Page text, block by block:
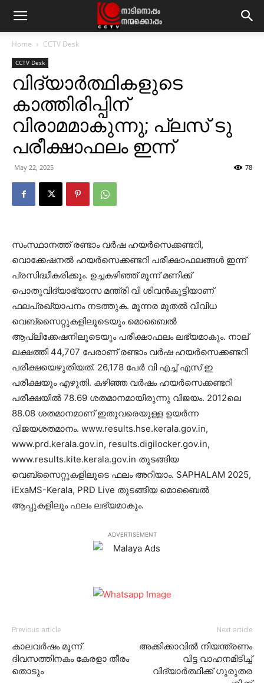
Home CCTV Desk
CCTV Desk
വിദ്യാർത്ഥികളുടെ
കാത്തിരിപ്പിന്
വിരാമമാകുന്നു; പ്ലസ് ടു
പരീക്ഷാഫലം ഇന്ന്
May 22, 2025 78
സംസ്ഥാനത്ത് രണ്ടാം വര്‍ഷ ഹയര്‍സെക്കണ്ടറി,
വൊക്കേഷനല്‍ ഹയര്‍സെക്കണ്ടറി പരീക്ഷാഫലങ്ങള്‍ ഇന്ന്
പ്രസിദ്ധീകരിക്കും. ഉച്ചകഴിഞ്ഞ് മൂന്ന് മണിക്ക്
പൊതുവിദ്യാഭ്യാസ മന്ത്രി വി ശിവന്‍കുട്ടിയാണ്
ഫലപ്രഖ്യാപനം നടത്തുക. മൂന്നര മുതല്‍ വിവിധ
വെബ്‌സൈറ്റുകളിലൂടെയും മൊബൈല്‍
ആപ്ലിക്കേഷനിലൂടെയും പരീക്ഷാഫലം ലഭ്യമാകും. നാല്
ലക്ഷത്തി 44,707 പേരാണ് രണ്ടാം വര്‍ഷ ഹയര്‍സെക്കണ്ടറി
പരീക്ഷയെഴുതിയത്. 26,178 പേര്‍ വി എച്ച് എസ് ഇ
പരീക്ഷയും എഴുതി. കഴിഞ്ഞ വര്‍ഷം ഹയര്‍സെക്കണ്ടറി
പരീക്ഷയില്‍ 78.69 ശതമാനമായിരുന്നു വിജയം. 2012ലെ
88.08 ശതമാനമാണ് ഇതുവരെയുള്ള ഉയര്‍ന്ന
വിജയശതമാനം. www.results.hse.kerala.gov.in,
www.prd.kerala.gov.in, results.digilocker.gov.in,
www.results.kite.kerala.gov.in തുടങ്ങിയ
വെബ്സൈറ്റുകളിലൂടെ ഫലം അറിയാം. SAPHALAM 2025,
iExaMS-Kerala, PRD Live തുടങ്ങിയ മൊബൈൽ
ആപ്പുകളിലും ഫലം ലഭ്യമാകും.
ADVERTISEMENT
Previous article
കാലവര്‍ഷം മൂന്ന്
ദിവസത്തിനകം കേരളാ തീരം
തൊടും
Next article
അക്കിക്കാവില്‍ നിയന്ത്രണം
വിട്ട വാഹനമിടിച്ച്
വിദ്യാര്‍ത്ഥിക്ക് ഗുരുതര